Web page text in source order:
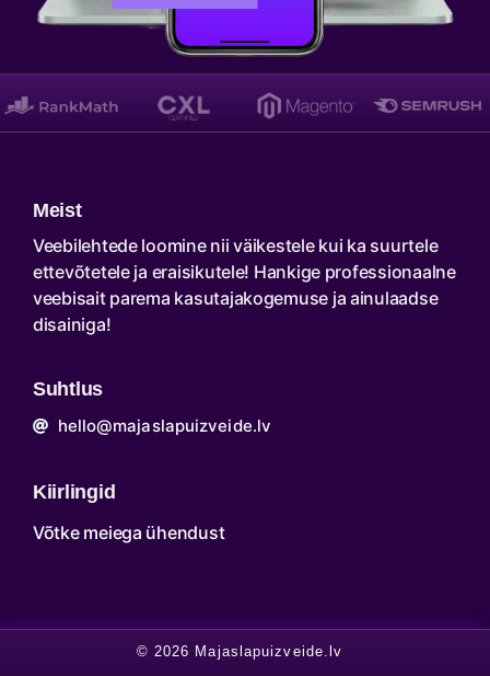
Meist
Veebilehtede loomine nii väikestele kui ka suurtele
ettevõtetele ja eraisikutele! Hankige professionaalne
veebisait parema kasutajakogemuse ja ainulaadse
disainiga!
Suhtlus
hello@majaslapuizveide.lv
Kiirlingid
Võtke meiega ühendust
© 2026 Majaslapuizveide.lv